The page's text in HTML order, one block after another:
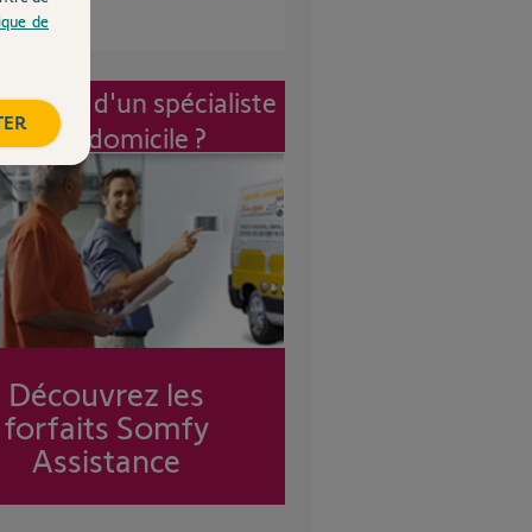
d'un spécialiste
à mon domicile ?
Découvrez les
forfaits Somfy
Assistance
de